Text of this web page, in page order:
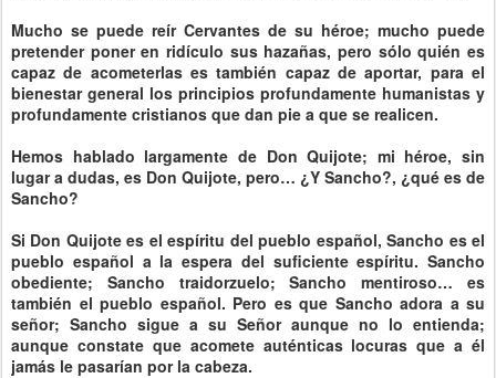
Mucho se puede reír Cervantes de su héroe; mucho puede
pretender poner en ridículo sus hazañas, pero sólo quién es
capaz de acometerlas es también capaz de aportar, para el
bienestar general los principios profundamente humanistas y
profundamente cristianos que dan pie a que se realicen.
Hemos hablado largamente de Don Quijote; mi héroe, sin
lugar a dudas, es Don Quijote, pero… ¿Y Sancho?, ¿qué es de
Sancho?
Si Don Quijote es el espíritu del pueblo español, Sancho es el
pueblo español a la espera del suficiente espíritu. Sancho
obediente; Sancho traidorzuelo; Sancho mentiroso… es
también el pueblo español. Pero es que Sancho adora a su
señor; Sancho sigue a su Señor aunque no lo entienda;
aunque constate que acomete auténticas locuras que a él
jamás le pasarían por la cabeza.